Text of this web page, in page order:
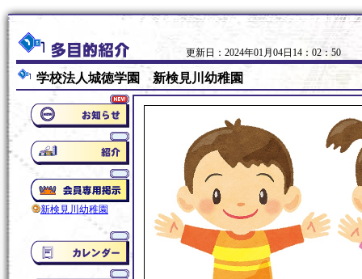
更新日：2024年01月04日14：02：50
学校法人城徳学園 新検見川幼稚園
新検見川幼稚園